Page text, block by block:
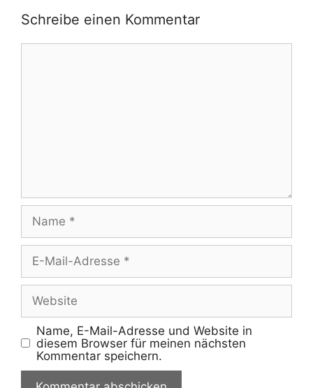
Schreibe einen Kommentar
Kommentar
Name
E-
Mail-
Adresse
Website
Name, E-Mail-Adresse und Website in
diesem Browser für meinen nächsten
Kommentar speichern.